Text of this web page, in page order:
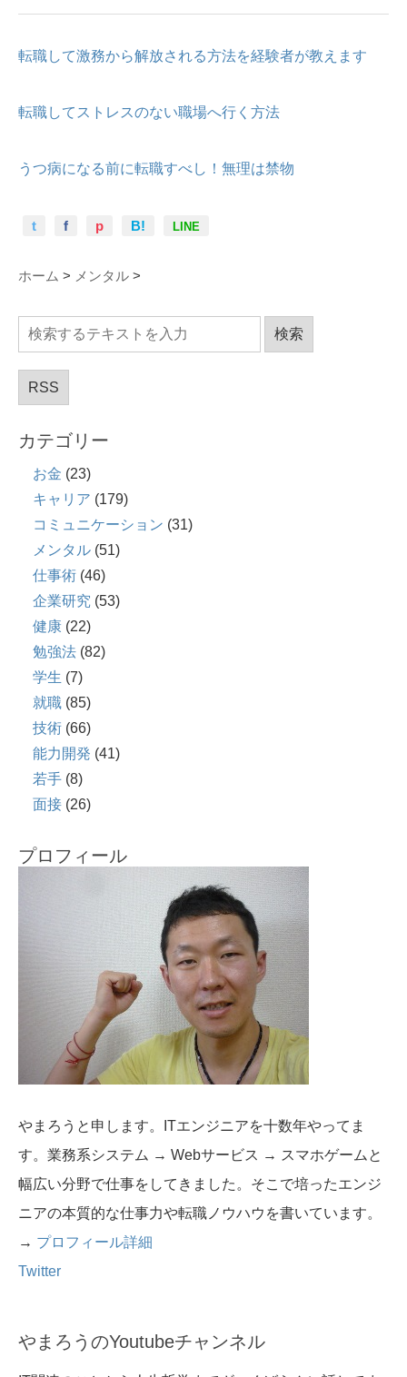
転職して激務から解放される方法を経験者が教えます
転職してストレスのない職場へ行く方法
うつ病になる前に転職すべし！無理は禁物
t f p B! LINE
ホーム > メンタル >
RSS
カテゴリー
お金 (23)
キャリア (179)
コミュニケーション (31)
メンタル (51)
仕事術 (46)
企業研究 (53)
健康 (22)
勉強法 (82)
学生 (7)
就職 (85)
技術 (66)
能力開発 (41)
若手 (8)
面接 (26)
プロフィール
やまろうと申します。ITエンジニアを十数年やってま
す。業務系システム → Webサービス → スマホゲームと
幅広い分野で仕事をしてきました。そこで培ったエンジ
ニアの本質的な仕事力や転職ノウハウを書いています。
→ プロフィール詳細
Twitter
やまろうのYoutubeチャンネル